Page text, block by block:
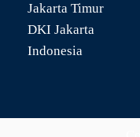
Jakarta Timur
DKI Jakarta
Indonesia